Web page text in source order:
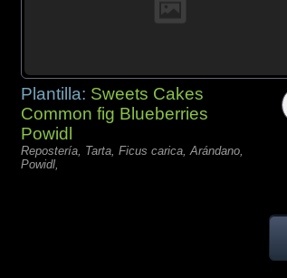
Plantilla: Sweets Cakes
Common fig Blueberries
Powidl
Repostería, Tarta, Ficus carica, Arándano,
Powidl,